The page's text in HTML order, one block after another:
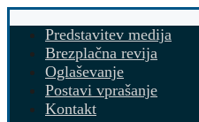
Predstavitev medija
Brezplačna revija
Oglaševanje
Postavi vprašanje
Kontakt